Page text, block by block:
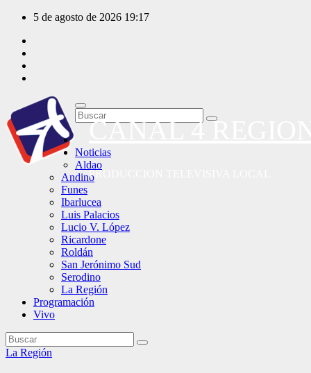
Saltar
contenido
5 de agosto de 2026 19:17
CANAL 4
PRODUCCION TELEVISIVA LOCAL
Noticias
Aldao
Andino
Funes
Ibarlucea
Luis Palacios
Lucio V. López
Ricardone
Roldán
San Jerónimo Sud
Serodino
La Región
Programación
Vivo
La Región